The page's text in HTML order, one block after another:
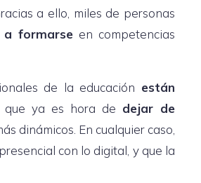
a ello, miles de personas
a formarse en competencias
de la educación están
que ya es hora de dejar de
dinámicos. En cualquier caso,
con lo digital, y que la